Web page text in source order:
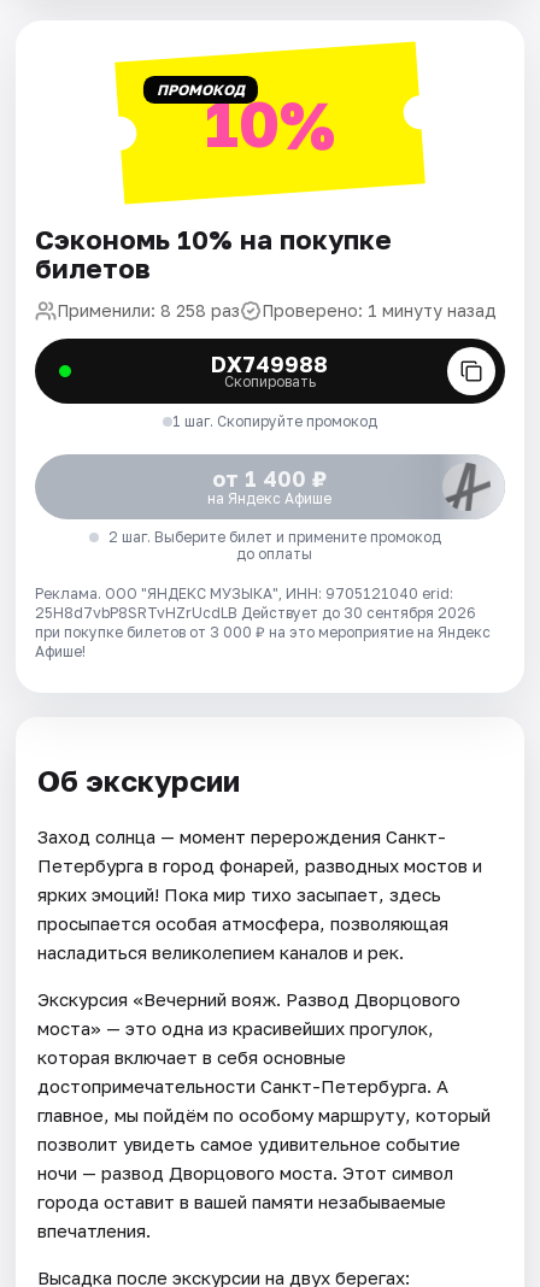
ПРОМОКОД10%
Сэкономь 10% на покупке
билетов
Применили: 8 258 раз Проверено: 1 минуту назад
DX749988
Скопировать
1 шаг. Скопируйте промокод
от 1 400 ₽
на Яндекс Афише
2 шаг. Выберите билет и примените промокод
до оплаты
Реклама. ООО "ЯНДЕКС МУЗЫКА", ИНН: 9705121040 erid:
25H8d7vbP8SRTvHZrUcdLB Действует до 30 сентября 2026
при покупке билетов от 3 000 ₽ на это мероприятие на Яндекс
Афише!
Об экскурсии
Заход солнца — момент перерождения Санкт-
Петербурга в город фонарей, разводных мостов и
ярких эмоций! Пока мир тихо засыпает, здесь
просыпается особая атмосфера, позволяющая
насладиться великолепием каналов и рек.
Экскурсия «Вечерний вояж. Развод Дворцового
моста» — это одна из красивейших прогулок,
которая включает в себя основные
достопримечательности Санкт-Петербурга. А
главное, мы пойдём по особому маршруту, который
позволит увидеть самое удивительное событие
ночи — развод Дворцового моста. Этот символ
города оставит в вашей памяти незабываемые
впечатления.
Высадка после экскурсии на двух берегах: